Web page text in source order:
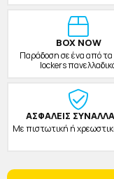
BOX NOW
Παράδοση σε ένα από
lockers
ΑΣΦΑΛΕΙΣ
Με πιστωτική ή